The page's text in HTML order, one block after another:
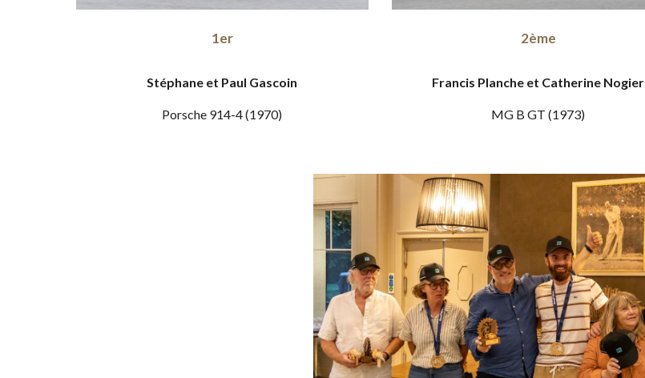
1er
Stéphane et Paul Gascoin
Porsche 914-4 (1970)
2ème
Francis Planche et Catherine Nogier
MG B GT (1973)